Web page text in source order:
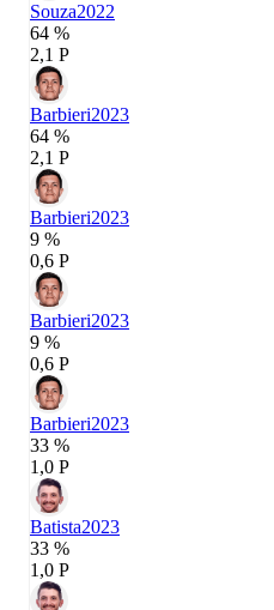
Souza2022
64 %
2,1 P
Barbieri2023
64 %
2,1 P
Barbieri2023
9 %
0,6 P
Barbieri2023
9 %
0,6 P
Barbieri2023
33 %
1,0 P
Batista2023
33 %
1,0 P